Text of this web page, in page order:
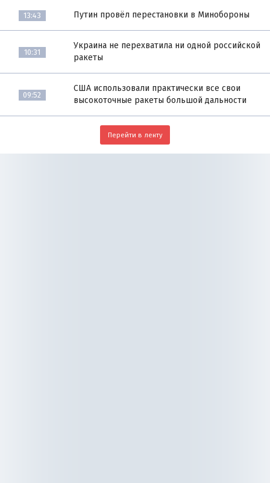
13:43 Путин провёл перестановки в Минобороны
10:31
Украина не перехватила ни одной российской
ракеты
09:52
США использовали практически все свои
высокоточные ракеты большой дальности
Перейти в ленту